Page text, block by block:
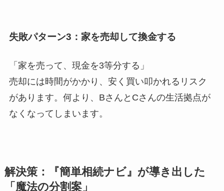
失敗パターン3：家を売却して換金する
「家を売って、現金を3等分する」
売却には時間がかかり、安く買い叩かれるリスク
があります。何より、BさんとCさんの生活拠点が
なくなってしまいます。
解決策：『簡単相続ナビ』が導き出した
「魔法の分割案」